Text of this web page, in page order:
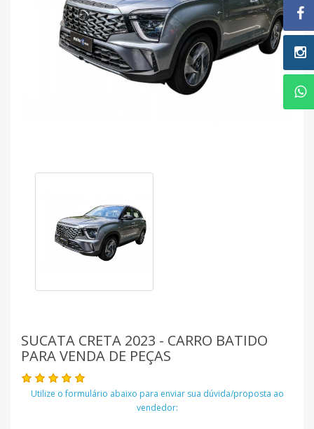
SUCATA CRETA 2023 - CARRO BATIDO
PARA VENDA DE PEÇAS
Utilize o formulário abaixo para enviar sua dúvida/proposta ao
vendedor: